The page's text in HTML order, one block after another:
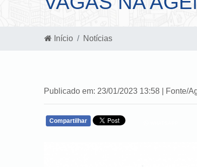
Início Notícias
Publicado em: 23/01/2023 13:58 | Fonte/
Compartilhar